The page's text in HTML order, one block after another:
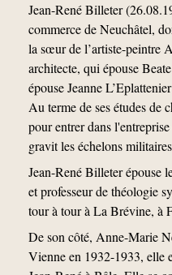
Jean-René Billeter
commerce de Neuchâtel,
la sœur de l’artiste-peintre
architecte, qui épouse
épouse Jeanne
Au terme de ses études de
pour entrer dans
gravit les échelons
Jean-René Billeter épouse
et professeur de théologie
tour à tour à La Brévine, à
De son côté, Anne-Marie
Vienne en 1932-1933, elle